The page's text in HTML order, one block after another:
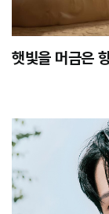
햇빛을 머금은